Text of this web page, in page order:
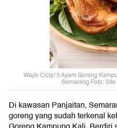
Wajib Cicip! 5 Ayam Goreng
Semarang Foto:
Di kawasan Panjaitan,
goreng yang sudah terkenal